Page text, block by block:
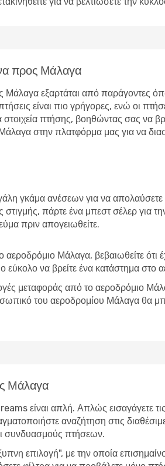
προς Μάλαγα
εξαρτάται από παράγοντες
είναι πιο γρήγορες, ενώ οι
πτήσης, βοηθώντας σας να
στην πλατφόρμα μας για να
γκάμα ανέσεων για να
στιγμής, πάρτε ένα μπεστ σέλερ
πριν απογειωθείτε.
Μάλαγα, βεβαιωθείτε
εύκολο να βρείτε ένα κατάστημα στο
μεταφοράς από το αεροδρόμιο
του αεροδρομίου Μάλαγα θα
Μάλαγα
είναι απλή. Απλώς εισαγάγετε
αναζήτηση στις
συνδυασμούς πτήσεων.
επιλογή", με την οποία